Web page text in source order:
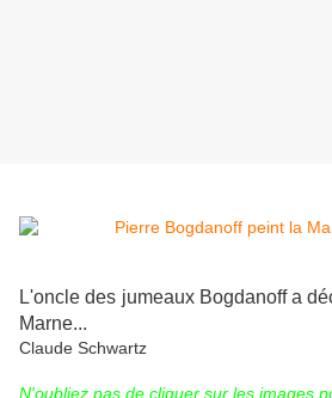
L'oncle des jumeaux Bogdanoff a
Marne...
Claude Schwartz
N'oubliez pas de cliquer sur les images